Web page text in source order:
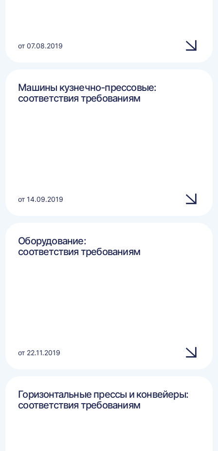
от 07.08.2019
Машины кузнечно-прессовые:
соответствия требованиям
от 14.09.2019
Оборудование:
соответствия требованиям
от 22.11.2019
Горизонтальные прессы и конвейеры:
соответствия требованиям